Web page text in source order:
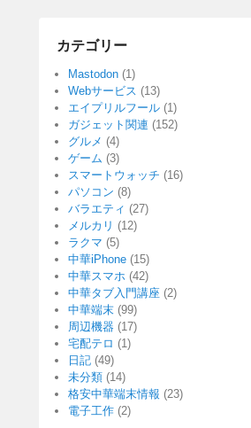
カテゴリー
Mastodon (1)
Webサービス (13)
エイプリルフール (1)
ガジェット関連 (152)
グルメ (4)
ゲーム (3)
スマートウォッチ (16)
パソコン (8)
バラエティ (27)
メルカリ (12)
ラクマ (5)
中華iPhone (15)
中華スマホ (42)
中華タブ入門講座 (2)
中華端末 (99)
周辺機器 (17)
宅配テロ (1)
日記 (49)
未分類 (14)
格安中華端末情報 (23)
電子工作 (2)